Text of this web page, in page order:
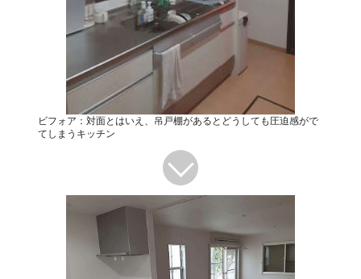
ビフォア：対面とはいえ、吊戸棚があるとどうしても圧迫感がで
てしまうキッチン